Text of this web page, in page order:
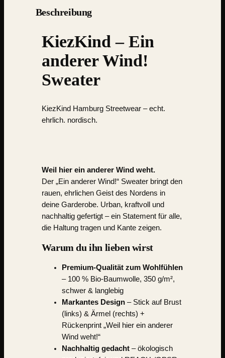
Beschreibung
KiezKind – Ein
anderer Wind!
Sweater
KiezKind Hamburg Streetwear– echt.
ehrlich. nordisch.
Weil hier ein anderer Wind weht.
Der „Ein anderer Wind!“ Sweater bringt den
rauen, ehrlichen Geist des Nordens in
deine Garderobe. Urban, kraftvoll und
nachhaltig gefertigt – ein Statement für alle,
die Haltung tragen und Kante zeigen.
Warum du ihn lieben wirst
Premium-Qualität zum Wohlfühlen
– 100 % Bio-Baumwolle, 350 g/m²,
schwer & langlebig
Markantes Design– Stick auf Brust
(links) & Ärmel (rechts) +
Rückenprint „Weil hier ein anderer
Wind weht!“
Nachhaltig gedacht– ökologisch